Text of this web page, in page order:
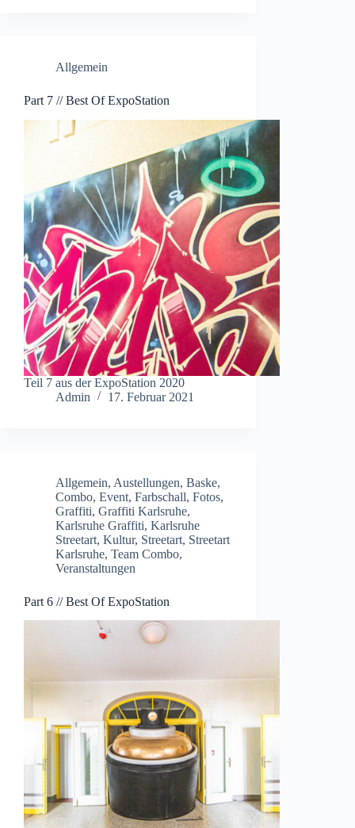
Allgemein
Part 7 // Best Of ExpoStation
Teil 7 aus der ExpoStation 2020
Admin
17. Februar 2021
Allgemein, Austellungen, Baske,
Combo, Event, Farbschall, Fotos,
Graffiti, Graffiti Karlsruhe,
Karlsruhe Graffiti, Karlsruhe
Streetart, Kultur, Streetart, Streetart
Karlsruhe, Team Combo,
Veranstaltungen
Part 6 // Best Of ExpoStation